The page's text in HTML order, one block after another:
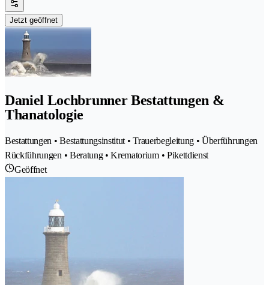
Jetzt geöffnet
Daniel Lochbrunner Bestattungen &
Thanatologie
Bestattungen • Bestattungsinstitut • Trauerbegleitung • Überführungen
Rückführungen • Beratung • Krematorium • Pikettdienst
Geöffnet